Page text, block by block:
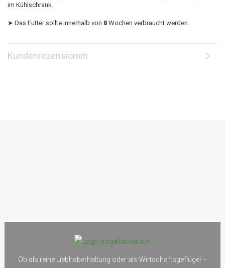
im Kühlschrank.
➤ Das Futter sollte innerhalb von 8 Wochen verbraucht werden.
Kundenrezensionen
Ob als reine Liebhaberhaltung oder als Wirtschaftsgeflügel –